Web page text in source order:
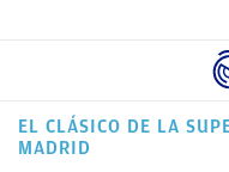
ÚLTIMAS
EL CLÁSICO DE LA
MADRID